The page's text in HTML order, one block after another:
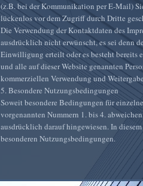
(z.B. bei der Kommunikation per E-Mail)
lückenlos vor dem Zugriff durch Dritte
Die Verwendung der Kontaktdaten des
ausdrücklich nicht erwünscht, es sei denn
Einwilligung erteilt oder es besteht bereits
und alle auf dieser Website genannten
kommerziellen Verwendung und
5. Besondere Nutzungsbedingungen
Soweit besondere Bedingungen für
vorgenannten Nummern 1. bis 4.
ausdrücklich darauf hingewiesen. In
besonderen Nutzungsbedingungen.